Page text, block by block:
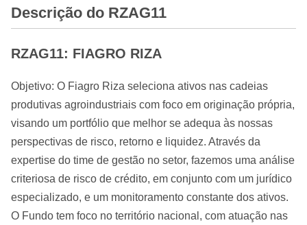
Descrição do RZAG11
RZAG11: FIAGRO RIZA
Objetivo: O Fiagro Riza seleciona ativos nas cadeias
produtivas agroindustriais com foco em originação própria,
visando um portfólio que melhor se adequa às nossas
perspectivas de risco, retorno e liquidez. Através da
expertise do time de gestão no setor, fazemos uma análise
criteriosa de risco de crédito, em conjunto com um jurídico
especializado, e um monitoramento constante dos ativos.
O Fundo tem foco no território nacional, com atuação nas